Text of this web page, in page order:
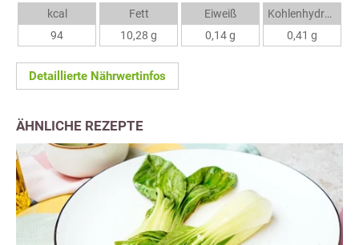
kcal
94
Fett
10,28 g
Eiweiß
0,14 g
Kohlenhydrate
0,41 g
Detaillierte Nährwertinfos
ÄHNLICHE REZEPTE